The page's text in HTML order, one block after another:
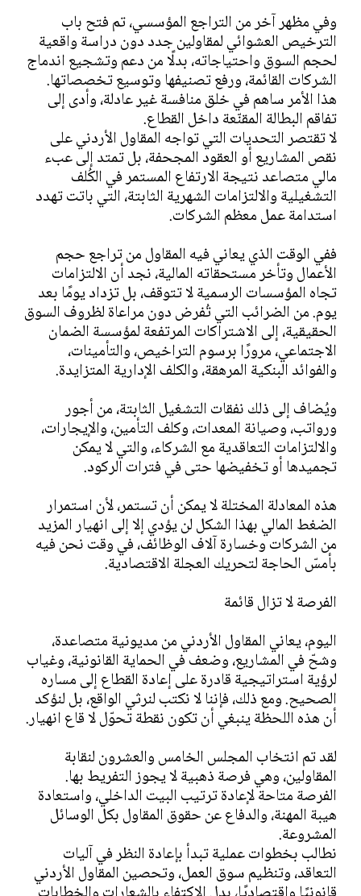
وفي مظهر آخر من التراجع المؤسسي، تم فتح باب
الترخيص العشوائي لمقاولين جدد دون دراسة واقعية
لحجم السوق واحتياجاته، بدلًا من دعم وتشجيع اندماج
الشركات القائمة، ورفع تصنيفها وتوسيع تخصصاتها.
هذا الأمر ساهم في خلق منافسة غير عادلة، وأدى إلى
تفاقم البطالة المقنّعة داخل القطاع.
لا تقتصر التحديات التي تواجه المقاول الأردني على
نقص المشاريع أو العقود المجحفة، بل تمتد إلى عبء
مالي متصاعد نتيجة الارتفاع المستمر في الكُلف
التشغيلية والالتزامات الشهرية الثابتة، التي باتت تهدد
استدامة عمل معظم الشركات.
ففي الوقت الذي يعاني فيه المقاول من تراجع حجم
الأعمال وتأخر مستحقاته المالية، نجد أن الالتزامات
تجاه المؤسسات الرسمية لا تتوقف، بل تزداد يومًا بعد
يوم. من الضرائب التي تُفرض دون مراعاة لظروف السوق
الحقيقية، إلى الاشتراكات المرتفعة لمؤسسة الضمان
الاجتماعي، مرورًا برسوم التراخيص، والتأمينات،
والفوائد البنكية المرهقة، والكلف الإدارية المتزايدة.
ويُضاف إلى ذلك نفقات التشغيل الثابتة، من أجور
ورواتب، وصيانة المعدات، وكلف التأمين، والإيجارات،
والالتزامات التعاقدية مع الشركاء، والتي لا يمكن
تجميدها أو تخفيضها حتى في فترات الركود.
هذه المعادلة المختلة لا يمكن أن تستمر، لأن استمرار
الضغط المالي بهذا الشكل لن يؤدي إلا إلى انهيار المزيد
من الشركات وخسارة آلاف الوظائف، في وقت نحن فيه
بأمسّ الحاجة لتحريك العجلة الاقتصادية.
الفرصة لا تزال قائمة
اليوم، يعاني المقاول الأردني من مديونية متصاعدة،
وشحّ في المشاريع، وضعف في الحماية القانونية، وغياب
لرؤية استراتيجية قادرة على إعادة القطاع إلى مساره
الصحيح. ومع ذلك، فإننا لا نكتب لنرثي الواقع، بل لنؤكد
أن هذه اللحظة ينبغي أن تكون نقطة تحوّل لا قاع انهيار.
لقد تم انتخاب المجلس الخامس والعشرون لنقابة
المقاولين، وهي فرصة ذهبية لا يجوز التفريط بها.
الفرصة متاحة لإعادة ترتيب البيت الداخلي، واستعادة
هيبة المهنة، والدفاع عن حقوق المقاول بكل الوسائل
المشروعة.
نطالب بخطوات عملية تبدأ بإعادة النظر في آليات
التعاقد، وتنظيم سوق العمل، وتحصين المقاول الأردني